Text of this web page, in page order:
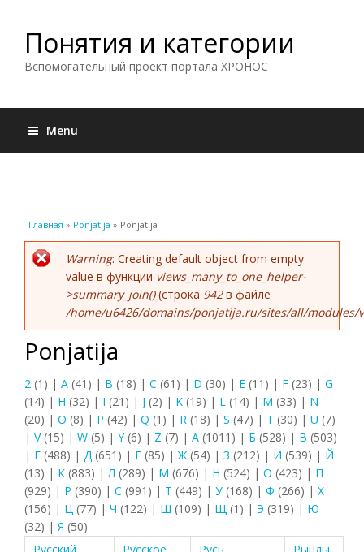
Понятия и категории
Вспомогательный проект портала ХРОНОС
Menu
Вы здесь
Главная » Ponjatija » Ponjatija
Сообщение об ошибке
Warning: Creating default object from empty
value в функции views_many_to_one_helper-
>summary_join()(строка 942в файле
/home/u6426/domains/ponjatija.ru/sites/all/modules/
Ponjatija
2 (1) | A (41) | B (18) | C (61) | D (30) | E (11) | F (23) | G
(14) | H (32) | I (21) | J (2) | K (19) | L (14) | M (33) | N
(20) | O (8) | P (42) | Q (1) | R (18) | S (47) | T (30) | U (7)
| V(15) | W (5) | Y(6) | Z (7) | А (1011) | Б (528) | В (503)
| Г (488) | Д (651) | Е (85) | Ж (54) | З (212) | И (539) | Й
(13) | К (883) | Л (289) | М (676) | Н (524) | О (423) | П
(929) | Р (390) | С (991) | Т (449) | У (168) | Ф (266) | Х
(156) | Ц (77) | Ч (122) | Ш (109) | Щ (1) | Э (319) | Ю
(32) | Я (50)
Русский
Русское
Русь Рынды